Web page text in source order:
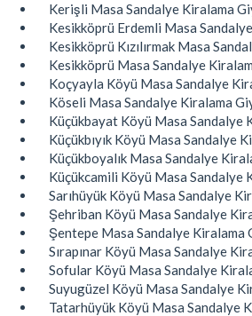
Kerişli Masa Sandalye Kiralama
Kesikköprü Erdemli Masa
Kesikköprü Kızılırmak Masa
Kesikköprü Masa Sandalye
Koçyayla Köyü Masa Sandalye
Köseli Masa Sandalye Kiralama
Küçükbayat Köyü Masa Sandalye
Küçükbıyık Köyü Masa Sandalye
Küçükboyalık Masa Sandalye
Küçükcamili Köyü Masa Sandalye
Sarıhüyük Köyü Masa Sandalye
Şehriban Köyü Masa Sandalye
Şentepe Masa Sandalye Kiralama
Sırapınar Köyü Masa Sandalye
Sofular Köyü Masa Sandalye
Suyugüzel Köyü Masa Sandalye
Tatarhüyük Köyü Masa Sandalye